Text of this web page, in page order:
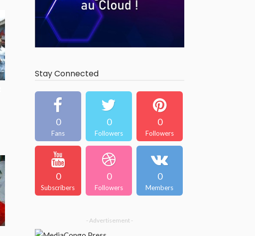
Stay Connected
0
Fans
0
Followers
0
Followers
0
Subscribers
0
Followers
0
Members
- Advertisement -